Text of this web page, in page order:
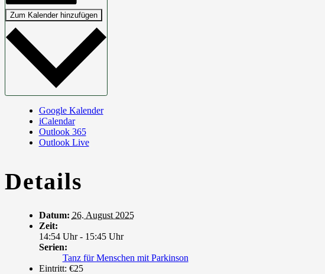
Zum Kalender hinzufügen
Google Kalender
iCalendar
Outlook 365
Outlook Live
Details
Datum: 26. August 2025
Zeit:
14:54 Uhr - 15:45 Uhr
Serien:
Tanz für Menschen mit Parkinson
Eintritt: €25